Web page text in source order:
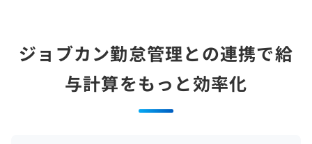
ジョブカン勤怠管理との連携で給
与計算をもっと効率化